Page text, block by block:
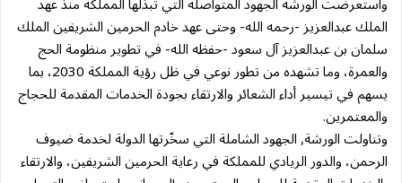
الملك عبدالعزيز -رحمه الله- وحتى عهد خادم الحرمين الشريفين الملك
سلمان بن عبدالعزيز آل سعود -حفظه الله- في تطوير منظومة الحج
والعمرة، وما تشهده من تطور نوعي في ظل رؤية المملكة 2030، بما
يسهم في تيسير أداء الشعائر والارتقاء بجودة الخدمات المقدمة للحجاج
والمعتمرين.
وتناولت الورشة, الجهود الشاملة التي سخّرتها الدولة لخدمة ضيوف
الرحمن، والدور الريادي للمملكة في رعاية الحرمين الشريفين، والارتقاء